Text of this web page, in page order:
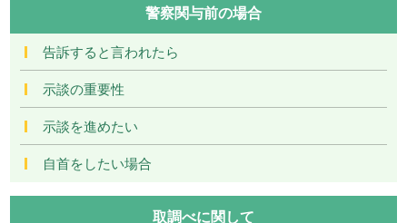
警察関与前の場合
告訴すると言われたら
示談の重要性
示談を進めたい
自首をしたい場合
取調べに関して